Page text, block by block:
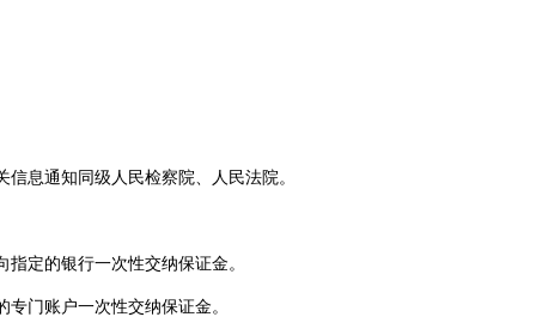
息通知同级人民检察院、人民法院。
定的银行一次性交纳保证金。
门账户一次性交纳保证金。